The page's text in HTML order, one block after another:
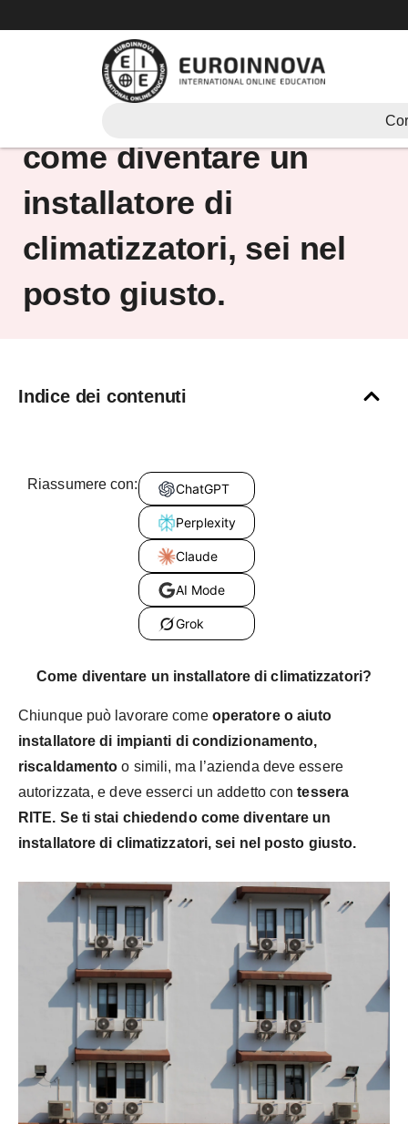
al
Se ti stai chiedendo
come diventare un
installatore di
climatizzatori, sei nel
posto giusto.
Indice dei contenuti
Riassumere con: ChatGPT
Perplexity
Claude
AI Mode
Grok
Come diventare un installatore di climatizzatori?
Chiunque può lavorare come operatore o aiuto
installatore di impianti di condizionamento,
riscaldamento o simili, ma l’azienda deve essere
autorizzata, e deve esserci un addetto contessera
RITE. Se ti stai chiedendo come diventare un
installatore di climatizzatori, sei nel posto giusto.